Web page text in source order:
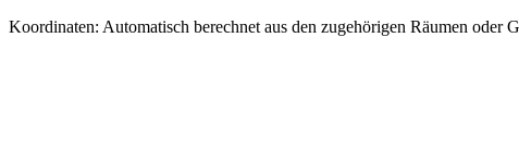
Koordinaten: Automatisch berechnet aus den zugehörigen Räumen oder